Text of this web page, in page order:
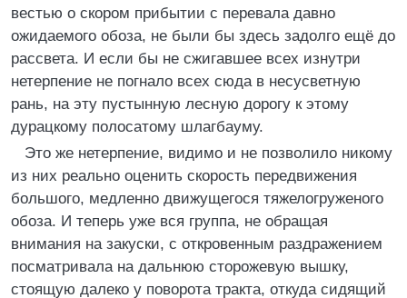
вестью о скором прибытии с перевала давно
ожидаемого обоза, не были бы здесь задолго ещё до
рассвета. И если бы не сжигавшее всех изнутри
нетерпение не погнало всех сюда в несусветную
рань, на эту пустынную лесную дорогу к этому
дурацкому полосатому шлагбауму.
Это же нетерпение, видимо и не позволило никому
из них реально оценить скорость передвижения
большого, медленно движущегося тяжелогруженого
обоза. И теперь уже вся группа, не обращая
внимания на закуски, с откровенным раздражением
посматривала на дальнюю сторожевую вышку,
стоящую далеко у поворота тракта, откуда сидящий